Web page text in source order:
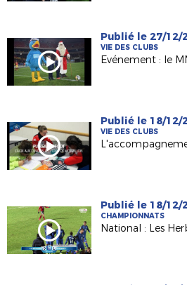
Publié le 27/12/
VIE DES CLUBS
Publié le 18/12/
VIE DES CLUBS
Publié le 18/12/
CHAMPIONNATS